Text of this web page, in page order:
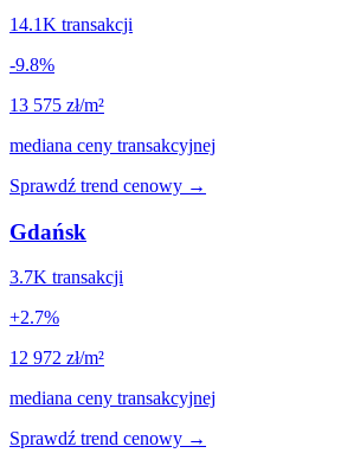
14.1K transakcji
-9.8%
13 575 zł/m²
mediana ceny transakcyjnej
Sprawdź trend cenowy →
Gdańsk
3.7K transakcji
+2.7%
12 972 zł/m²
mediana ceny transakcyjnej
Sprawdź trend cenowy →